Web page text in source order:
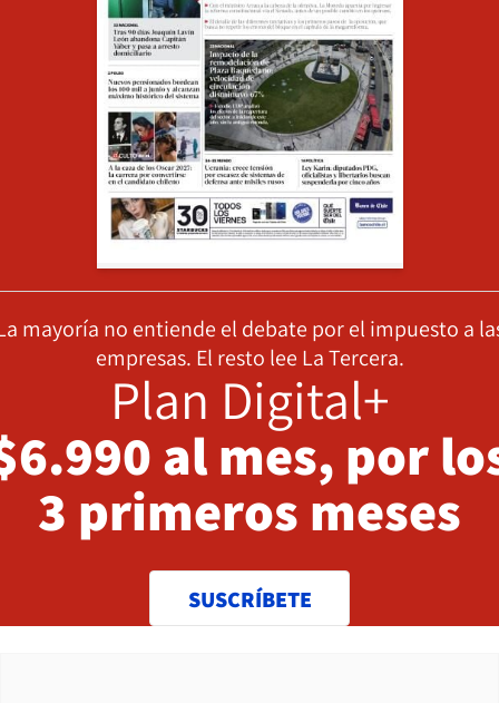
mayoría no entiende el debate por el impuesto a
empresas. El resto lee La Tercera.
Plan Digital+
al mes, por
3 primeros meses
SUSCRÍBETE